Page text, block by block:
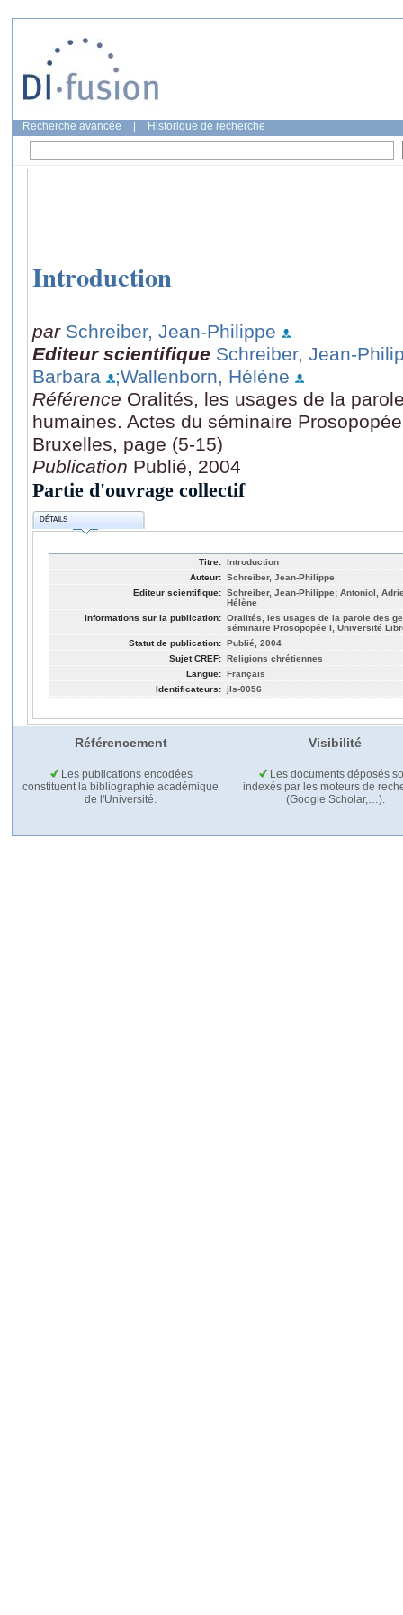
Recherche avancée Historique de recherche
Introduction
par Schreiber, Jean-Philippe
Editeur scientifique Schreiber, Jean-
Barbara
;Wallenborn, Hélène
Référence Oralités, les usages de la
humaines. Actes du séminaire
Bruxelles, page (5-15)
Publication Publié, 2004
Partie d'ouvrage collectif
DÉTAILS
Titre: Introduction
Auteur: Schreiber, Jean-Philippe
Editeur scientifique: Schreiber, Jean-Philippe; Antoniol,
Hélène
Informations sur la publication: Oralités, les usages de la parole des
séminaire Prosopopée I, Université
Statut de publication: Publié, 2004
Sujet CREF: Religions chrétiennes
Langue: Français
Identificateurs: jls-0056
Référencement Visibilité
Les publications encodées
constituent la bibliographie académique
de l'Université.
Les documents déposés
indexés par les moteurs de
(Google Scholar,…).